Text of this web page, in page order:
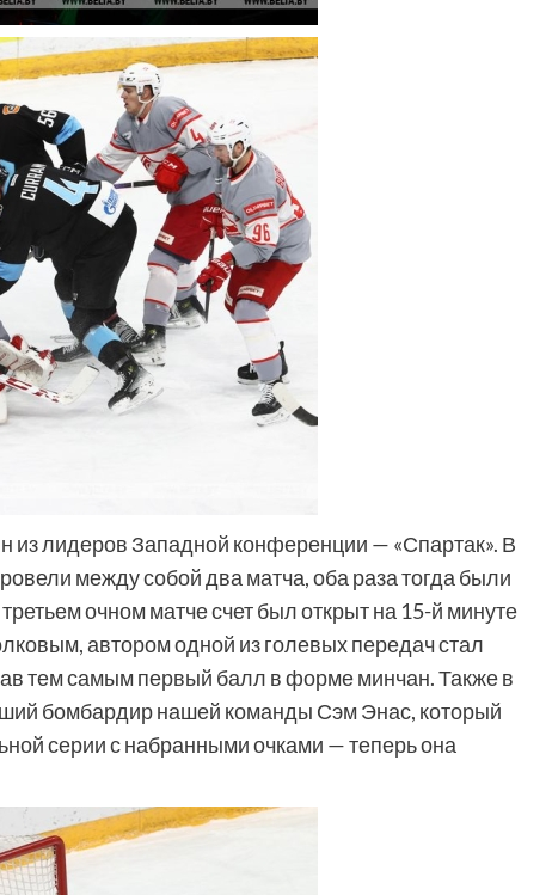
из лидеров Западной конференции — «Спартак». В
между собой два матча, оба раза тогда были
очном матче счет был открыт на 15-й минуте
автором одной из голевых передач стал
тем самым первый балл в форме минчан. Также в
бомбардир нашей команды Сэм Энас, который
серии с набранными очками — теперь она